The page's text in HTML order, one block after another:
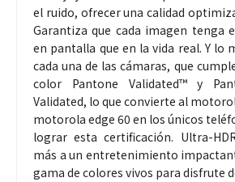
el ruido, ofrecer una calidad
Garantiza que cada imagen tenga
en pantalla que en la vida real. Y lo
cada una de las cámaras, que
color Pantone Validated™ y
Validated, lo que convierte al
motorola edge 60 en los únicos
lograr esta certificación. Ultra-
más a un entretenimiento
gama de colores vivos para disfrute